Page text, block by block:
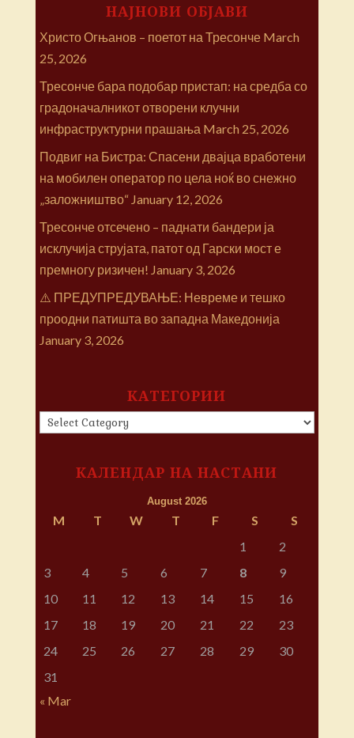
НАЈНОВИ ОБЈАВИ
Христо Огњанов – поетот на Тресонче March
25, 2026
Тресонче бара подобар пристап: на средба со
градоначалникот отворени клучни
инфраструктурни прашања March 25, 2026
Подвиг на Бистра: Спасени двајца вработени
на мобилен оператор по цела ноќ во снежно
„заложништво“ January 12, 2026
Тресонче отсечено – паднати бандери ја
исклучија струјата, патот од Гарски мост е
премногу ризичен! January 3, 2026
⚠️ ПРЕДУПРЕДУВАЊЕ: Невреме и тешко
проодни патишта во западна Македонија
January 3, 2026
КАТЕГОРИИ
КАТЕГОРИИ
КАЛЕНДАР НА НАСТАНИ
August 2026
M T W T F S
S
1
2
3
4 5 6 7 8
9
10
11 12 13 14 15
16
17
18 19 20 21 22
23
24
25 26 27 28 29
30
31
« Mar